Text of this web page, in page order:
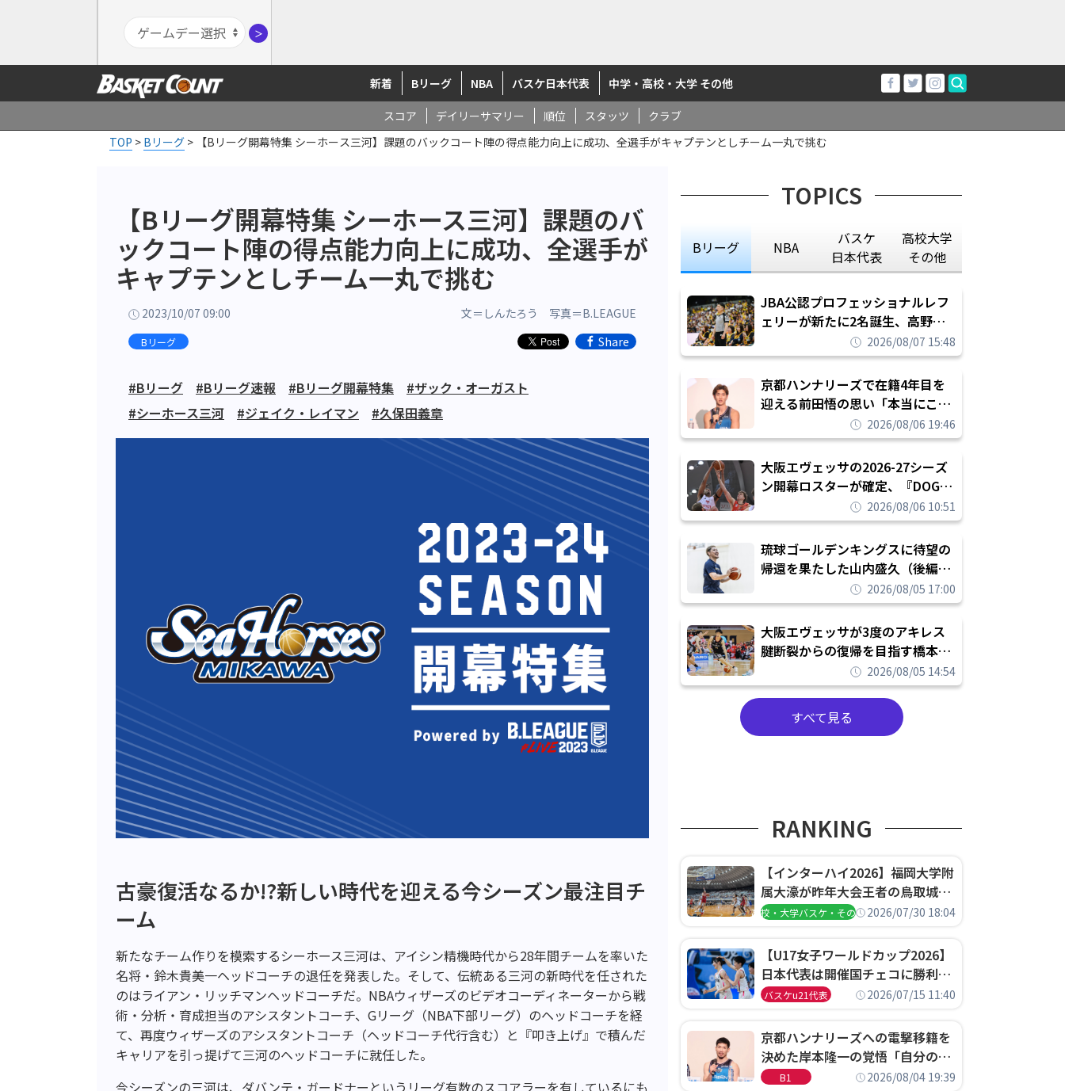
＞
新着 Bリーグ NBA バスケ日本代表 中学・高校・大学 その他
スコア デイリーサマリー 順位 スタッツ
クラブ
TOP > Bリーグ > 【Bリーグ開幕特集 シーホース三河】課題のバックコート陣の得点能力向上に成功、全選手がキャプテンとしチーム一丸で挑む
【Bリーグ開幕特集 シーホース三河】課題のバ
ックコート陣の得点能力向上に成功、全選手が
キャプテンとしチーム一丸で挑む
2023/10/07 09:00 文＝しんたろう 写真＝B.LEAGUE
Bリーグ Share
#Bリーグ #Bリーグ速報 #Bリーグ開幕特集
#ザック・オーガスト
#シーホース三河
#ジェイク・レイマン #久保田義章
古豪復活なるか!?新しい時代を迎える今シーズン最注目チ
ーム
新たなチーム作りを模索するシーホース三河は、アイシン精機時代から28年間チームを率いた
名将・鈴木貴美一ヘッドコーチの退任を発表した。そして、伝統ある三河の新時代を任された
のはライアン・リッチマンヘッドコーチだ。NBAウィザーズのビデオコーディネーターから戦
術・分析・育成担当のアシスタントコーチ、Gリーグ（NBA下部リーグ）のヘッドコーチを経
て、再度ウィザーズのアシスタントコーチ（ヘッドコーチ代行含む）と『叩き上げ』で積んだ
キャリアを引っ提げて三河のヘッドコーチに就任した。
今シーズンの三河は、ダバンテ・ガードナーというリーグ有数のスコアラーを有しているにも
TOPICS
Bリーグ NBA
バスケ
日本代表
高校大学
その他
JBA公認プロフェッショナルレフ
ェリーが新たに2名誕生、高野晃
平は16年間続けた会社員生活に別
れを告げてプロ転向を決断
2026/08/07 15:48
京都ハンナリーズで在籍4年目を
迎える前田悟の思い「本当にこの
チームで勝ちたい、負けたまま舐
められたまま終わりたくない」
2026/08/06 19:46
大阪エヴェッサの2026-27シーズ
ン開幕ロスターが確定、『DOG
FIGHT』のチームカルチャーを推
し進めて結果を求めるシーズンへ
2026/08/06 10:51
琉球ゴールデンキングスに待望の
帰還を果たした山内盛久（後編）
「1人のウチナーンチュとしてみ
んなが誇りに思えるチームにして
いく」
2026/08/05 17:00
大阪エヴェッサが3度のアキレス
腱断裂からの復帰を目指す橋本拓
哉と契約を締結「もう一度コート
に立ちたい」
2026/08/05 14:54
すべて見る
RANKING
【インターハイ2026】福岡大学附
属大濠が昨年大会王者の鳥取城北
を撃破、大阪薫英女学院は岐阜女
高校・大学バスケ・その他2026/07/30 18:04
【U17女子ワールドカップ2026】
日本代表は開催国チェコに勝利し
て予選グループ3連勝で首位通
決定
バスケu21代表 2026/07/15 11:40
京都ハンナリーズへの電撃移籍を
決めた岸本隆一の覚悟「自分のエ
ゴというちっぽけなことのため
B1 2026/08/04 19:39